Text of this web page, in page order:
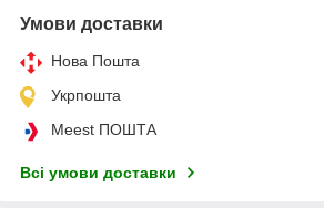
Умови доставки
Нова Пошта
Укрпошта
Meest ПОШТА
Всі умови доставки